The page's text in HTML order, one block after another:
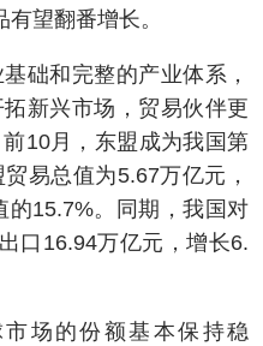
望翻番增长。
完整的产业体系，
新兴市场，贸易伙伴更
10月，东盟成为我国第
易总值为5.67万亿元，
的15.7%。同期，我国对
口16.94万亿元，增长6.
的份额基本保持稳